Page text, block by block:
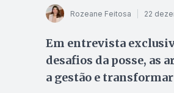
Rozeane Feitosa 22
Em entrevista
desafios da posse, as
a gestão e